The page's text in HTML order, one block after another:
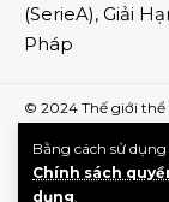
Bằng cách sử
Chính sách
dụng.
(SerieA), Giải
Pháp
© 2024 Thế giới thể